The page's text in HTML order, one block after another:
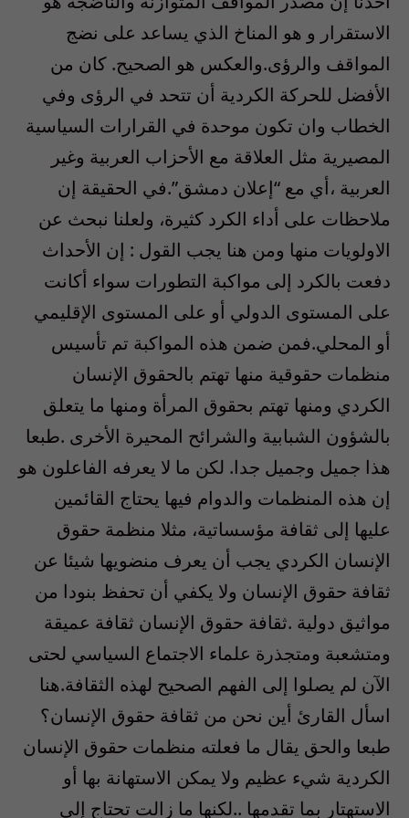
الاستقرار و هو المناخ الذي يساعد على نضج
المواقف والرؤى.والعكس هو الصحيح. كان من
الأفضل للحركة الكردية أن تتحد في الرؤى وفي
الخطاب وان تكون موحدة في القرارات السياسية
المصيرية مثل العلاقة مع الأحزاب العربية وغير
العربية ،أي مع “إعلان دمشق”.في الحقيقة إن
ملاحظات على أداء الكرد كثيرة، ولعلنا نبحث عن
الاولويات منها ومن هنا يجب القول : إن الأحداث
دفعت بالكرد إلى مواكبة التطورات سواء أكانت
على المستوى الدولي أو على المستوى الإقليمي
أو المحلي.فمن ضمن هذه المواكبة تم تأسيس
منظمات حقوقية منها تهتم بالحقوق الإنسان
الكردي ومنها تهتم بحقوق المرأة ومنها ما يتعلق
بالشؤون الشبابية والشرائح المحيرة الأخرى .طبعا
هذا جميل وجميل جدا. لكن ما لا يعرفه الفاعلون هو
إن هذه المنظمات والدوام فيها يحتاج القائمين
عليها إلى ثقافة مؤسساتية، مثلا منظمة حقوق
الإنسان الكردي يجب أن يعرف منضويها شيئا عن
ثقافة حقوق الإنسان ولا يكفي أن تحفظ بنودا من
مواثيق دولية .ثقافة حقوق الإنسان ثقافة عميقة
ومتشعبة ومتجذرة علماء الاجتماع السياسي لحتى
الآن لم يصلوا إلى الفهم الصحيح لهذه الثقافة.هنا
اسأل القارئ أين نحن من ثقافة حقوق الإنسان؟
طبعا والحق يقال ما فعلته منظمات حقوق الإنسان
الكردية شيء عظيم ولا يمكن الاستهانة بها أو
الاستهتار بما تقدمها ..لكنها ما زالت تحتاج إلى